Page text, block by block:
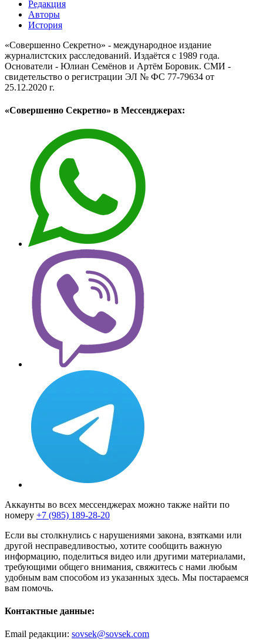
Редакция
Авторы
История
«Совершенно Секретно» - международное издание
журналистских расследований. Издаётся с 1989 года.
Основатели - Юлиан Семёнов и Артём Боровик. CМИ -
свидетельство о регистрации ЭЛ № ФС 77-79634 от
25.12.2020 г.
«Совершенно Секретно» в Мессенджерах:
Аккаунты во всех мессенджерах можно также найти по
номеру +7 (985) 189-28-20
Если вы столкнулись с нарушениями закона, взятками или
другой несправедливостью, хотите сообщить важную
информацию, поделиться видео или другими материалами,
требующими общего внимания, свяжитесь с нами любым
удобным вам способом из указанных здесь. Мы постараемся
вам помочь.
Контактные данные:
Email редакции: sovsek@sovsek.com